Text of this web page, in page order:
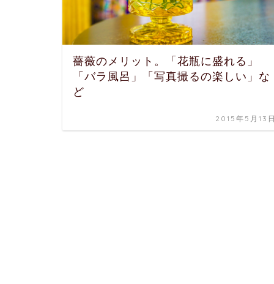
薔薇のメリット。「花瓶に盛れる」
「バラ風呂」「写真撮るの楽しい」な
ど
2015年5月13